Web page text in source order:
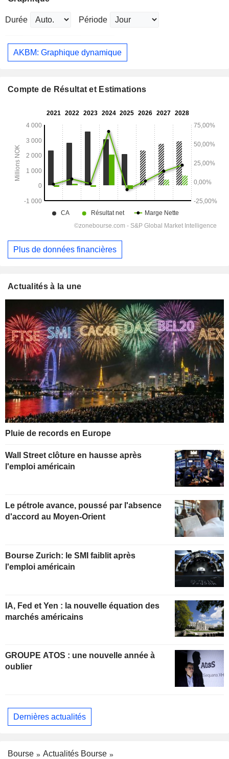
Durée Période
AKBM: Graphique dynamique
Compte de Résultat et Estimations
Plus de données financières
Actualités à la une
Pluie de records en Europe
Wall Street clôture en hausse après
l'emploi américain
Le pétrole avance, poussé par l'absence
d'accord au Moyen-Orient
Bourse Zurich: le SMI faiblit après
l'emploi américain
IA, Fed et Yen : la nouvelle équation des
marchés américains
GROUPE ATOS : une nouvelle année à
oublier
Dernières actualités
Bourse
Actualités Bourse